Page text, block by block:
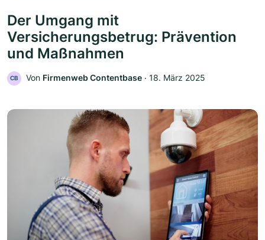
Der Umgang mit
Versicherungsbetrug: Prävention
und Maßnahmen
CB Von Firmenweb Contentbase ‧ 18. März 2025